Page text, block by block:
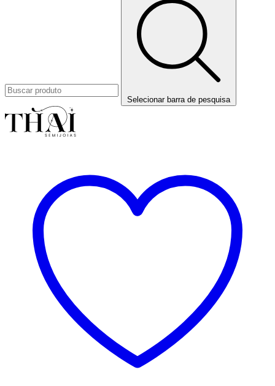
Selecionar barra de pesquisa